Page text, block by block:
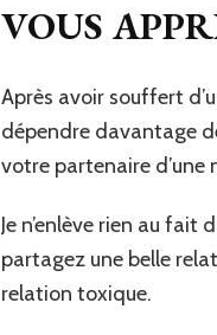
VOUS
Après avoir souffert
dépendre davantage
votre partenaire d’une
Je n’enlève rien au fait
partagez une belle
relation toxique.